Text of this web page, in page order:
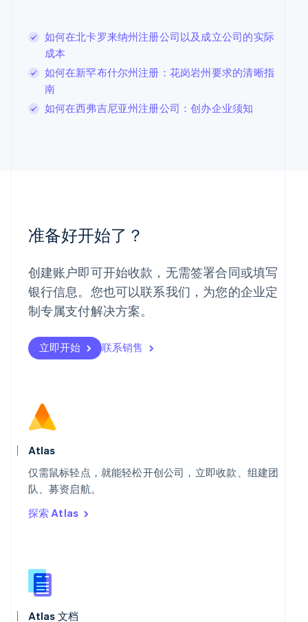
如何在北卡罗来纳州注册公司以及成立公司的实际
成本
如何在新罕布什尔州注册：花岗岩州要求的清晰指
南
如何在西弗吉尼亚州注册公司：创办企业须知
准备好开始了？
创建账户即可开始收款，无需签署合同或填写
银行信息。您也可以联系我们，为您的企业定
制专属支付解决方案。
立即开始 联系销售
Atlas
仅需鼠标轻点，就能轻松开创公司，立即收款、组建团
队、募资启航。
探索 Atlas
Atlas 文档
列支敦士登
Deutsch
卢森堡
FrançaisDeutsch English
罗马尼亚
English
挪威
Português English
日本
日本語 English
瑞典
瑞士
DeutschFrançais
English
斯洛文尼亚
泰国
ไทยEnglish
希腊
English
西班牙
新西兰
English
匈牙利
English